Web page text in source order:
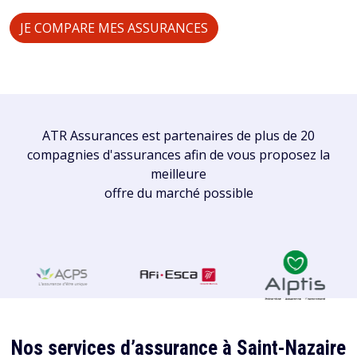
JE COMPARE MES ASSURANCES
ATR Assurances est partenaires de plus de 20
compagnies d'assurances afin de vous proposez la
meilleure
offre du marché possible
Nos services d’assurance à Saint-Nazaire